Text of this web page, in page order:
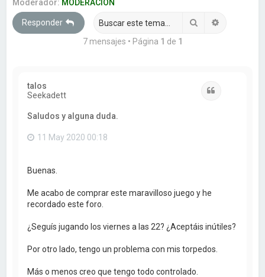
Moderador: MODERACION
Responder Buscar
7 mensajes • Página 1 de 1
talos
Seekadett
Saludos y alguna duda.
11 May 2020 00:18
Buenas.
Me acabo de comprar este maravilloso juego y he
recordado este foro.
¿Seguís jugando los viernes a las 22? ¿Aceptáis inútiles?
Por otro lado, tengo un problema con mis torpedos.
Más o menos creo que tengo todo controlado.